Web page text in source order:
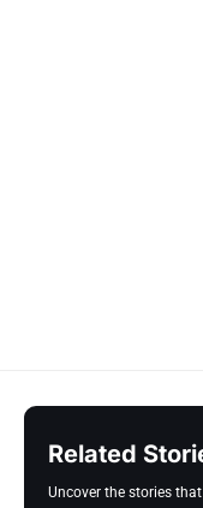
Related
Uncover the stories